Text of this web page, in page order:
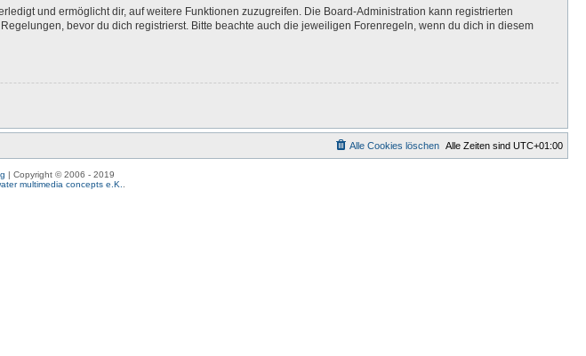
und ermöglicht dir, auf weitere Funktionen zuzugreifen. Die Board-Administration kann registrierten
bevor du dich registrierst. Bitte beachte auch die jeweiligen Forenregeln, wenn du dich in diesem
Alle Zeiten sind UTC+01:00
Alle Cookies löschen
| Copyright © 2006 - 2019
multimedia concepts e.K.